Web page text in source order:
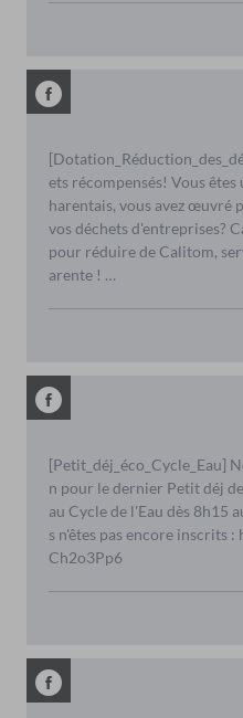
ets récompensés! Vous
harentais, vous avez œuvré
vos déchets d'entreprises?
pour réduire de Calitom,
arente ! …
[Petit_déj_éco_Cycle_Eau]
n pour le dernier Petit déj
au Cycle de l'Eau dès 8h15
s n'êtes pas encore inscrits
Ch2o3Pp6